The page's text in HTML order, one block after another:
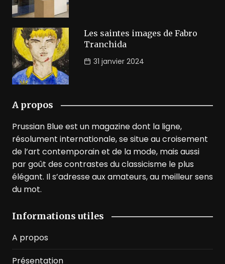
Les saintes images de Fabro
Tranchida
31 janvier 2024
A propos
Prussian Blue est un magazine dont la ligne,
résolument internationale, se situe au croisement
de l’art contemporain et de la mode, mais aussi
par goût des contrastes du classicisme le plus
élégant. Il s’adresse aux amateurs, au meilleur sens
du mot.
Informations utiles
A propos
Présentation